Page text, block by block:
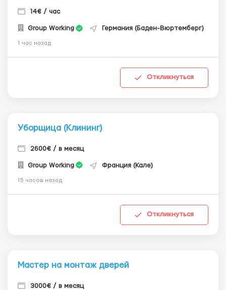
14€ / час
Group Working Германия (Баден-Вюртемберг)
1 час назад
Откликнуться
Уборщица (Клининг)
2600€ / в месяц
Group Working Франция (Кале)
15 часов назад
Откликнуться
Мастер на монтаж дверей
3000€ / в месяц